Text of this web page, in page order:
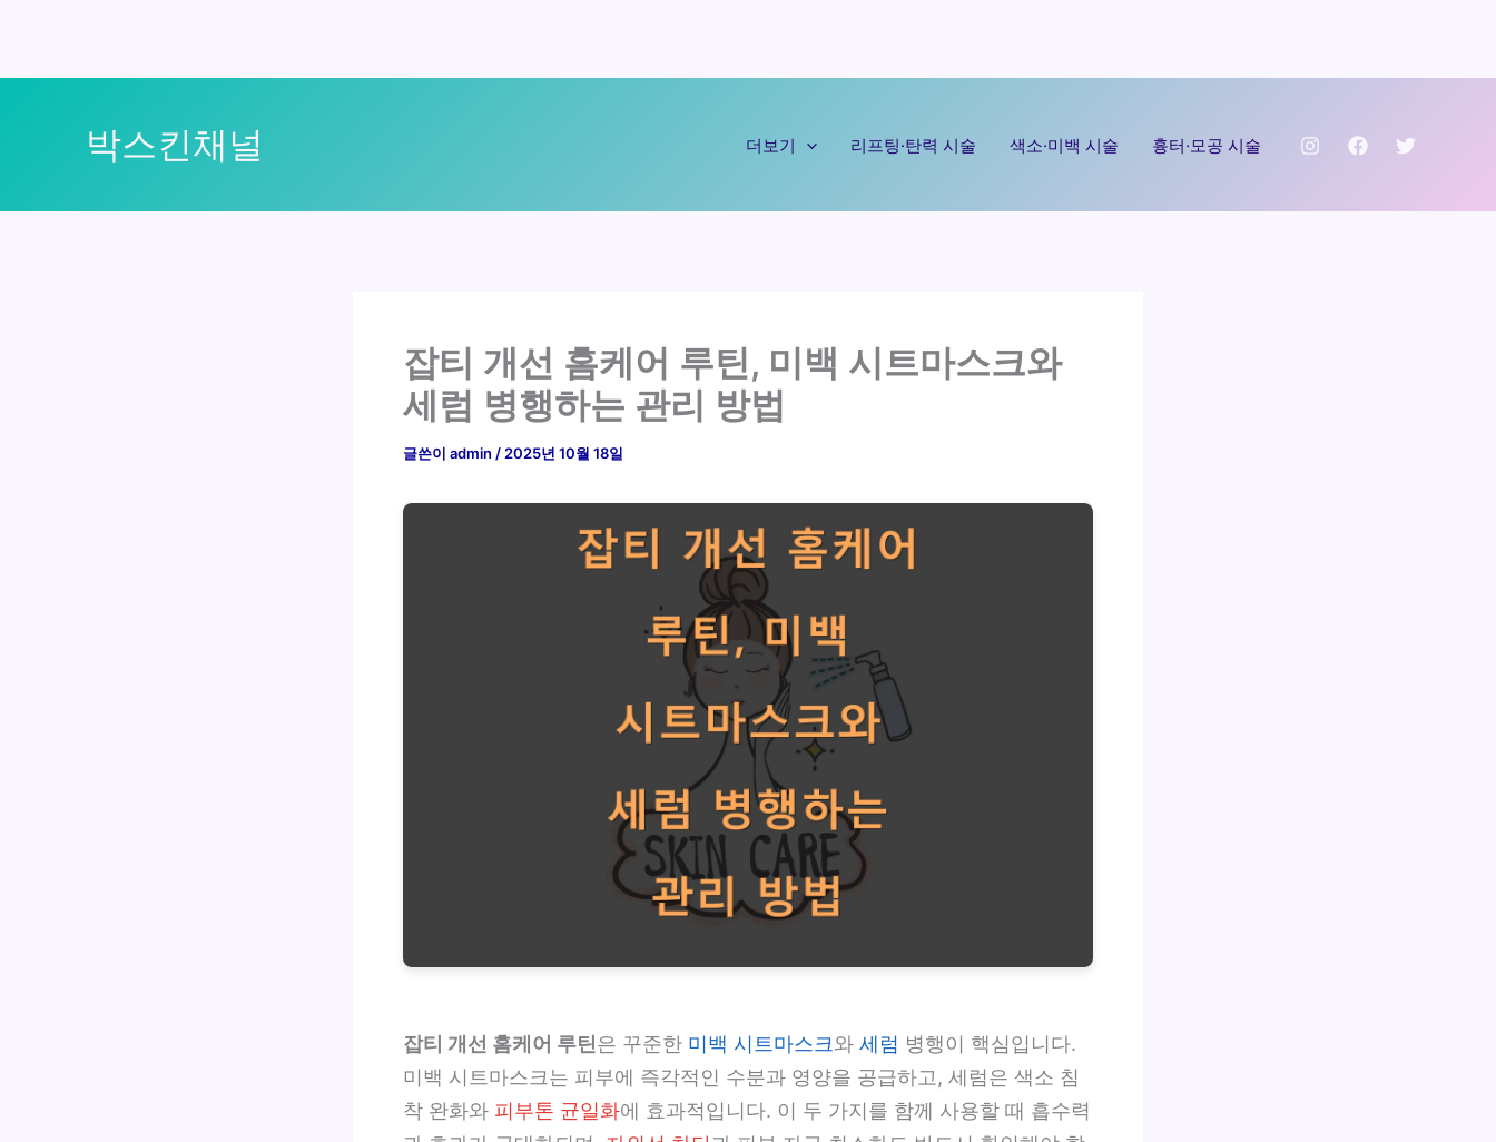
박스킨채널 더보기 리프팅·탄력 시술 색소·미백 시술 흉터·모공 시술
잡티 개선 홈케어 루틴, 미백 시트마스크와
세럼 병행하는 관리 방법
글쓴이 admin / 2025년 10월 18일
잡티 개선 홈케어 루틴은 꾸준한 미백 시트마스크와 세럼 병행이 핵심입니다.
미백 시트마스크는 피부에 즉각적인 수분과 영양을 공급하고, 세럼은 색소 침
착 완화와 피부톤 균일화에 효과적입니다. 이 두 가지를 함께 사용할 때 흡수력